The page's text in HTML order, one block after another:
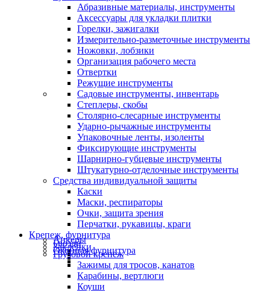
Абразивные материалы, инструменты
Аксессуары для укладки плитки
Горелки, зажигалки
Измерительно-разметочные инструменты
Ножовки, лобзики
Организация рабочего места
Отвертки
Режущие инструменты
Садовые инструменты, инвентарь
Степлеры, скобы
Столярно-слесарные инструменты
Ударно-рычажные инструменты
Упаковочные ленты, изоленты
Фиксирующие инструменты
Шарнирно-губцевые инструменты
Штукатурно-отделочные инструменты
Средства индивидуальной защиты
Каски
Маски, респираторы
Очки, защита зрения
Перчатки, рукавицы, краги
Крепеж, фурнитура
Анкеры
Гвозди
Заклепки
Оконная фурнитура
Грузовой крепеж
Зажимы для тросов, канатов
Карабины, вертлюги
Коуши